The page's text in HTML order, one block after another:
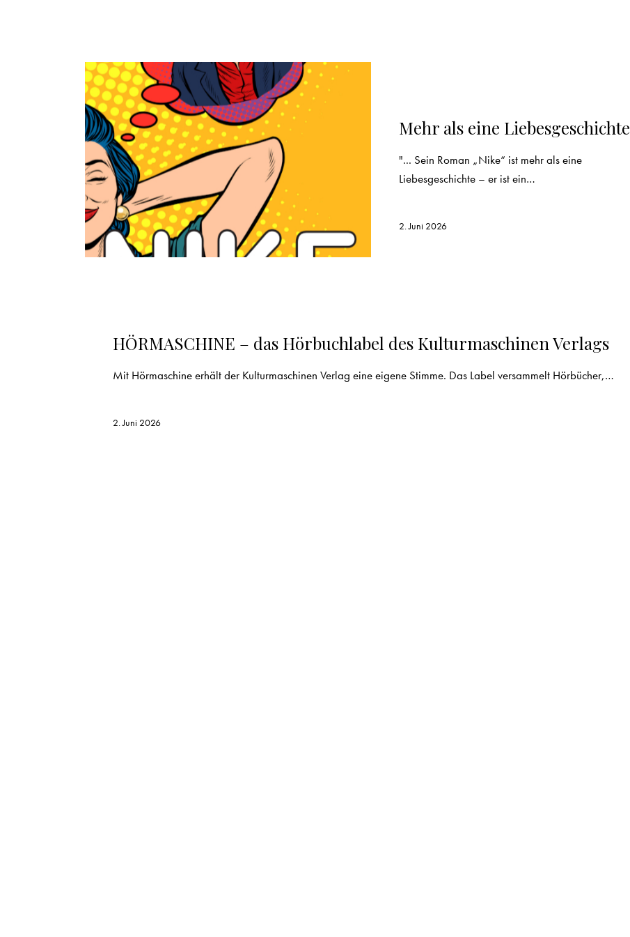
Mehr als eine Liebesgeschichte
"... Sein Roman „Nike“ ist mehr als eine
Liebesgeschichte – er ist ein…
2. Juni 2026
HÖRMASCHINE – das Hörbuchlabel des Kulturmaschinen Verlags
Mit Hörmaschine erhält der Kulturmaschinen Verlag eine eigene Stimme. Das Label versammelt Hörbücher,…
2. Juni 2026